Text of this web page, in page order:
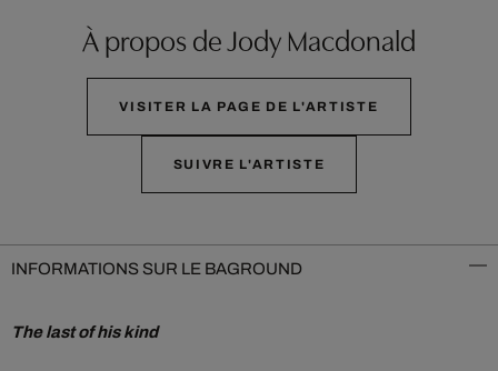
À propos de Jody Macdonald
VISITER LA PAGE DE L'ARTISTE
SUIVRE L'ARTISTE
INFORMATIONS SUR LE BAGROUND
The last of his kind